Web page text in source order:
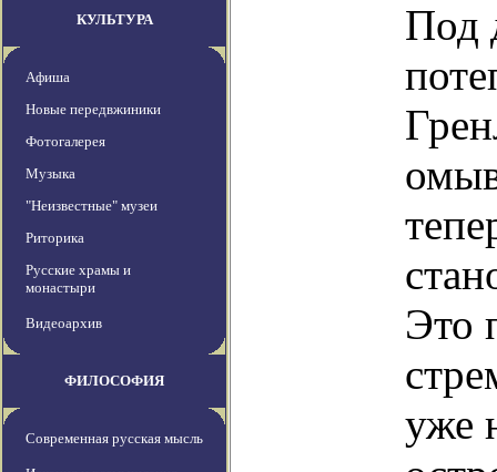
КУЛЬТУРА
Афиша
Новые передвжиники
Фотогалерея
Музыка
"Неизвестные" музеи
Риторика
Русские храмы и
монастыри
Видеоархив
ФИЛОСОФИЯ
Современная русская мысль
Под
Это
уже